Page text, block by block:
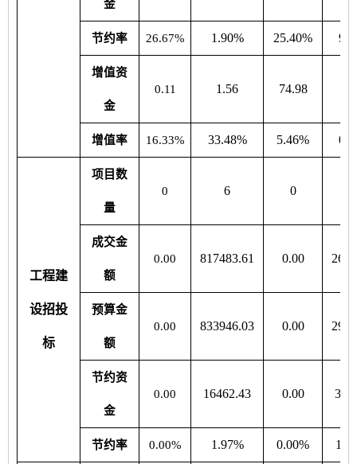
金
节约率 26.67% 1.90% 25.40%
增值资
金
0.11 1.56 74.98
增值率 16.33% 33.48% 5.46%
工程建
设招投
标
项目数
量
0 6 0
成交金
额
0.00 817483.61 0.00
预算金
额
0.00 833946.03 0.00
节约资
金
0.00 16462.43 0.00
节约率 0.00% 1.97% 0.00%